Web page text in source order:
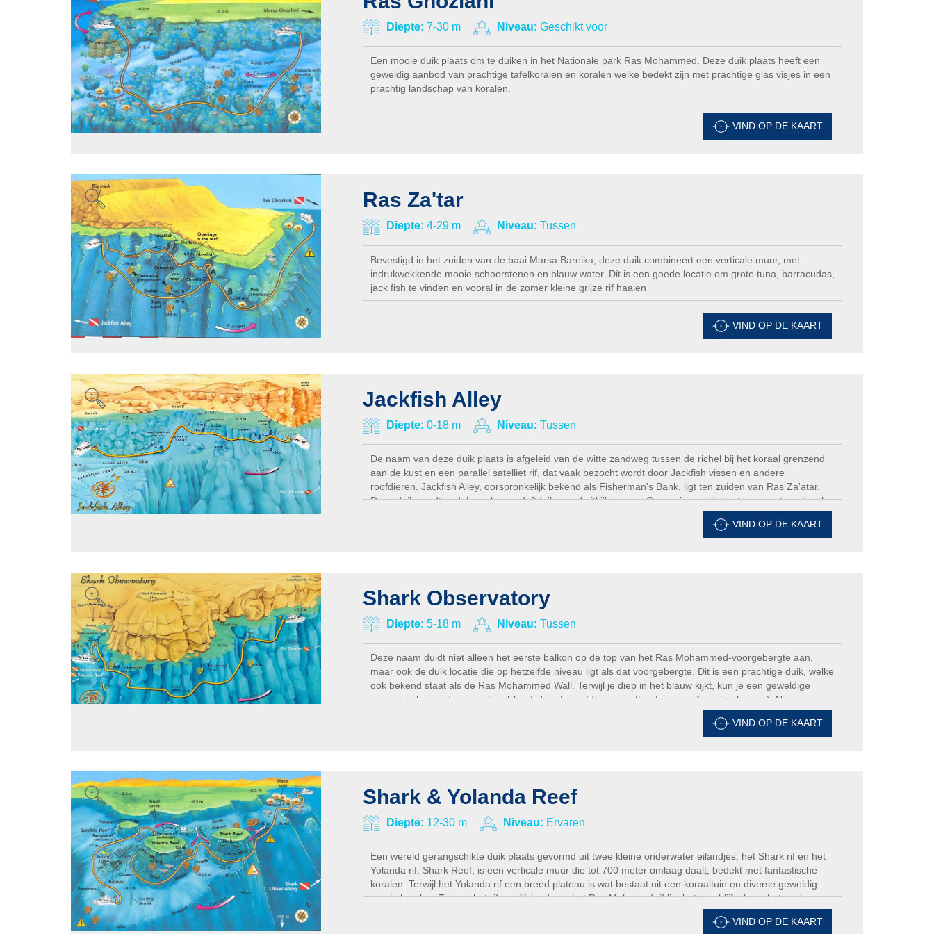
Diepte: 7-30 m Niveau: Geschikt voor
Een mooie duik plaats om te duiken in het Nationale park Ras Mohammed. Deze duik plaats heeft een
geweldig aanbod van prachtige tafelkoralen en koralen welke bedekt zijn met prachtige glas visjes in een
prachtig landschap van koralen.
VIND OP DE KAART
Ras Za'tar
Diepte: 4-29 m Niveau: Tussen
Bevestigd in het zuiden van de baai Marsa Bareika, deze duik combineert een verticale muur, met
indrukwekkende mooie schoorstenen en blauw water. Dit is een goede locatie om grote tuna, barracudas,
jack fish te vinden en vooral in de zomer kleine grijze rif haaien
VIND OP DE KAART
Jackfish Alley
Diepte: 0-18 m Niveau: Tussen
De naam van deze duik plaats is afgeleid van de witte zandweg tussen de richel bij het koraal grenzend
aan de kust en een parallel satelliet rif, dat vaak bezocht wordt door Jackfish vissen en andere
roofdieren. Jackfish Alley, oorspronkelijk bekend als Fisherman's Bank, ligt ten zuiden van Ras Za'atar.
Deze duik wordt gedoken als een driftduik, goed uitkijken naar Gorgonians, pijlstaart roggen, trevally, glas
VIND OP DE KAART
Shark Observatory
Diepte: 5-18 m Niveau: Tussen
Deze naam duidt niet alleen het eerste balkon op de top van het Ras Mohammed-voorgebergte aan,
maar ook de duik locatie die op hetzelfde niveau ligt als dat voorgebergte. Dit is een prachtige duik, welke
ook bekend staat als de Ras Mohammed Wall. Terwijl je diep in het blauw kijkt, kun je een geweldige
omgeving bewonderen en tegelijker tijd grote roofdieren spotten (soms zelfs walvis haaien). Na ongeveer
15 meter dalen, kun je de muur aan je linkerhand verkennen, die rijk is aan Alcyonarianen, geulen,
schuilplaatsen en grotten die vol zitten met leven, zonder het blauw uit het oog te verliezen, waaruit
VIND OP DE KAART
Shark & Yolanda Reef
Diepte: 12-30 m Niveau: Ervaren
Een wereld gerangschikte duik plaats gevormd uit twee kleine onderwater eilandjes, het Shark rif en het
Yolanda rif. Shark Reef, is een verticale muur die tot 700 meter omlaag daalt, bedekt met fantastische
koralen. Terwijl het Yolanda rif een breed plateau is wat bestaat uit een koraaltuin en diverse geweldig
mooie koralen. Tussen het rif van Yolanda en het Ras Mohamed rif ligt het overblijfsel van het wrak van
Yolanda die 74 meter lang is en met badkamer benodigdheden naar de Golf van Aqaba vloog toen ze in
1980 neerstortte. Sterke stroming is vaak aanwezig op deze plek. Er is veel onderwaterleven om te
VIND OP DE KAART